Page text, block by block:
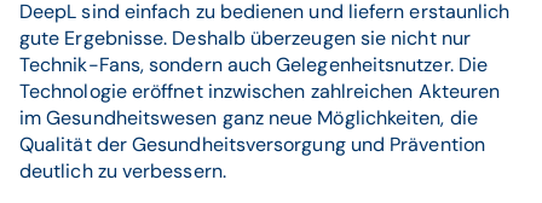
DeepL sind einfach zu bedienen und liefern erstaunlich
gute Ergebnisse. Deshalb überzeugen sie nicht nur
Technik-Fans, sondern auch Gelegenheitsnutzer. Die
Technologie eröffnet inzwischen zahlreichen Akteuren
im Gesundheitswesen ganz neue Möglichkeiten, die
Qualität der Gesundheitsversorgung und Prävention
deutlich zu verbessern.